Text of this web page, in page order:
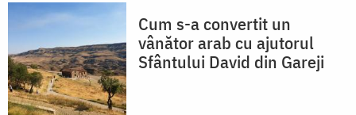
Cum s-a convertit un
vânător arab cu ajutorul
Sfântului David din Gareji